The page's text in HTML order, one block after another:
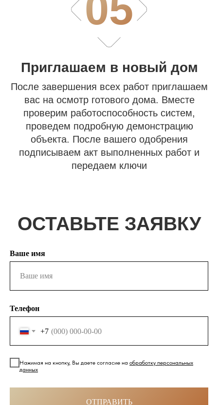
Ваше имя
Телефон
+7
Нажимая на кнопку, Вы даете согласие на обработку персональных
данных
ОТПРАВИТЬ